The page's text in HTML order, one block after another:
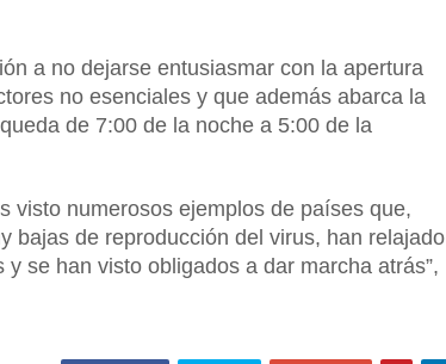
a no dejarse entusiasmar con la apertura
no esenciales y que además abarca la
de 7:00 de la noche a 5:00 de la
visto numerosos ejemplos de países que,
bajas de reproducción del virus, han relajado
se han visto obligados a dar marcha atrás”,